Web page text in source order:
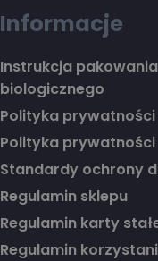
Informacje
Instrukcja
biologicznego
Polityka prywatności
Polityka prywatności
Standardy ochrony
Regulamin sklepu
Regulamin karty
Regulamin